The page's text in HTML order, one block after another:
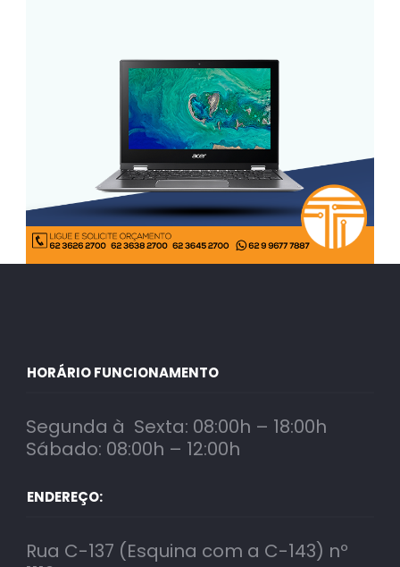
HORÁRIO FUNCIONAMENTO
Segunda à Sexta: 08:00h – 18:00h
Sábado: 08:00h – 12:00h
ENDEREÇO:
Rua C-137 (Esquina com a C-143) nº